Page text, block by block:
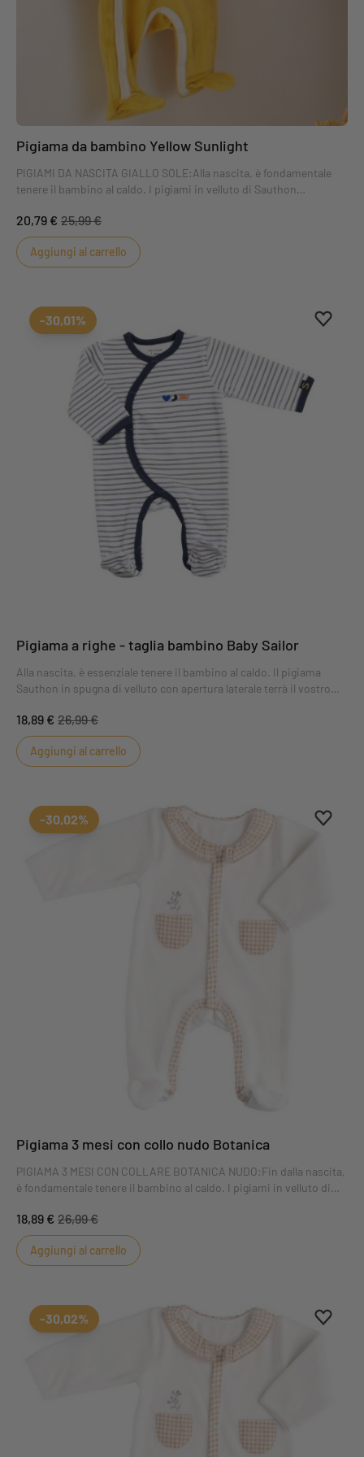
Pigiama da bambino Yellow Sunlight
PIGIAMI DA NASCITA GIALLO SOLE:Alla nascita, è fondamentale
tenere il bambino al caldo. I pigiami in velluto di Sauthon
per neonati vi conquisterà con le sue sottili strisce colorate in
ecru.
20,79 € 25,99 €
Aggiungi al carrello
-30,01%
Pigiama a righe - taglia bambino Baby Sailor
Alla nascita, è essenziale tenere il bambino al caldo. Il pigiama
Sauthon in spugna di velluto con apertura laterale terrà il vostro
conquisterà con le sue righe leggere in stile marinaro e i suoi colori
marinari.
18,89 € 26,99 €
Aggiungi al carrello
-30,02%
Pigiama 3 mesi con collo nudo Botanica
PIGIAMA 3 MESI CON COLLARE BOTANICA NUDO:Fin dalla nascita,
è fondamentale tenere il bambino al caldo. I pigiami in velluto di
Botanica con colletto, taglia 3 mesi, vi conquisterà con la sua
stampa a quadretti in un classico-chic color nudo.
18,89 € 26,99 €
Aggiungi al carrello
-30,02%